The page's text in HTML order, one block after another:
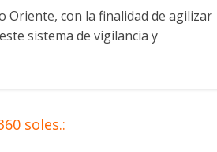
Oriente, con la finalidad de agilizar
sistema de vigilancia y
soles.: